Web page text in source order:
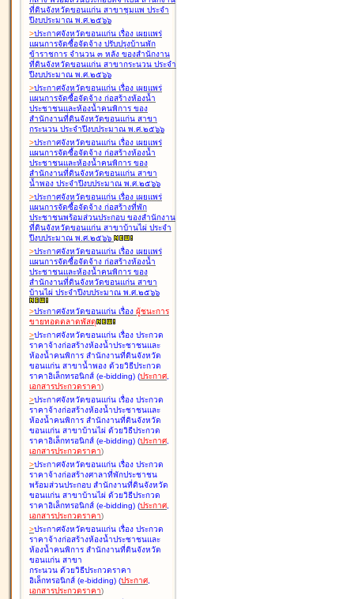
ที่ดินจังหวัดขอนแก่น สาขาชุมแพ ประจำ
ปีงบประมาณ พ.ศ.๒๕๖๖
>ประกาศจังหวัดขอนแก่น เรื่อง เผยแพร่
แผนการจัดซื้อจัดจ้าง ปรับปรุงบ้านพัก
ข้าราชการ จำนวน ๓ หลัง ของสำนักงาน
ที่ดินจังหวัดขอนแก่น สาขากระนวน ประจำ
ปีงบประมาณ พ.ศ.๒๕๖๖
>ประกาศจังหวัดขอนแก่น เรื่อง เผยแพร่
แผนการจัดซื้อจัดจ้าง ก่อสร้างห้องน้ำ
ประชาชนและห้องน้ำคนพิการ ของ
สำนักงานที่ดินจังหวัดขอนแก่น สาขา
กระนวน ประจำปีงบประมาณ พ.ศ.๒๕๖๖
>ประกาศจังหวัดขอนแก่น เรื่อง เผยแพร่
แผนการจัดซื้อจัดจ้าง ก่อสร้างห้องน้ำ
ประชาชนและห้องน้ำคนพิการ ของ
สำนักงานที่ดินจังหวัดขอนแก่น สาขา
น้ำพอง ประจำปีงบประมาณ พ.ศ.๒๕๖๖
>ประกาศจังหวัดขอนแก่น เรื่อง เผยแพร่
แผนการจัดซื้อจัดจ้าง ก่อสร้างที่พัก
ประชาชนพร้อมส่วนประกอบ ของสำนักงาน
ที่ดินจังหวัดขอนแก่น สาขาบ้านไผ่ ประจำ
ปีงบประมาณ พ.ศ.๒๕๖๖
>ประกาศจังหวัดขอนแก่น เรื่อง เผยแพร่
แผนการจัดซื้อจัดจ้าง ก่อสร้างห้องน้ำ
ประชาชนและห้องน้ำคนพิการ ของ
สำนักงานที่ดินจังหวัดขอนแก่น สาขา
บ้านไผ่ ประจำปีงบประมาณ พ.ศ.๒๕๖๖
>ประกาศจังหวัดขอนแก่น เรื่อง ผู้ชนะการ
ขายทอดตลาดพัสดุ
>ประกาศจังหวัดขอนแก่น เรื่อง ประกวด
ราคาจ้างก่อสร้างห้องน้ำประชาชนและ
ห้องน้ำคนพิการ สำนักงานที่ดินจังหวัด
ขอนแก่น สาขาน้ำพอง ด้วยวิธีประกวด
ราคาอิเล็กทรอนิกส์ (e-bidding) (ประกาศ,
เอกสารประกวดราคา)
>ประกาศจังหวัดขอนแก่น เรื่อง ประกวด
ราคาจ้างก่อสร้างห้องน้ำประชาชนและ
ห้องน้ำคนพิการ สำนักงานที่ดินจังหวัด
ขอนแก่น สาขาบ้านไผ่ ด้วยวิธีประกวด
ราคาอิเล็กทรอนิกส์ (e-bidding) (ประกาศ,
เอกสารประกวดราคา)
>ประกาศจังหวัดขอนแก่น เรื่อง ประกวด
ราคาจ้างก่อสร้างศาลาที่พักประชาชน
พร้อมส่วนประกอบ สำนักงานที่ดินจังหวัด
ขอนแก่น สาขาบ้านไผ่ ด้วยวิธีประกวด
ราคาอิเล็กทรอนิกส์ (e-bidding) (ประกาศ,
เอกสารประกวดราคา)
>ประกาศจังหวัดขอนแก่น เรื่อง ประกวด
ราคาจ้างก่อสร้างห้องน้ำประชาชนและ
ห้องน้ำคนพิการ สำนักงานที่ดินจังหวัด
ขอนแก่น สาขา
กระนวน ด้วยวิธีประกวดราคา
อิเล็กทรอนิกส์ (e-bidding) (ประกาศ,
เอกสารประกวดราคา)